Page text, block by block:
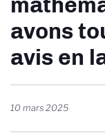
avons
avis en
10 mars 2025